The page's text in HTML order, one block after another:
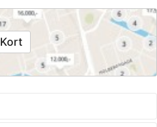
Kort